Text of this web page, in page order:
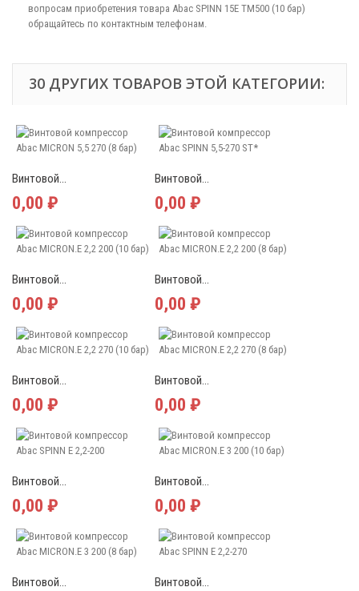
вопросам приобретения товара Abac SPINN 15E TM500 (10 бар)
обращайтесь по контактным телефонам.
30 ДРУГИХ ТОВАРОВ ЭТОЙ КАТЕГОРИИ:
Винтовой...
0,00 ₽
Винтовой...
0,00 ₽
Винтовой...
0,00 ₽
Винтовой...
0,00 ₽
Винтовой...
0,00 ₽
Винтовой...
0,00 ₽
Винтовой...
0,00 ₽
Винтовой...
0,00 ₽
Винтовой... Винтовой...